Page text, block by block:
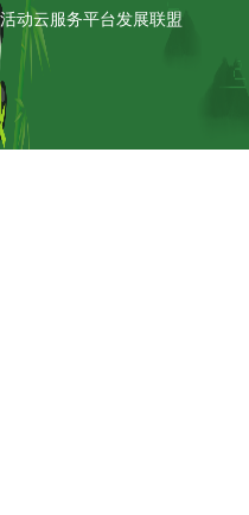
动云服务平台发展联盟